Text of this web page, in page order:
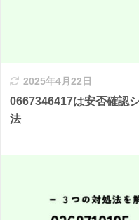
2025年4月22日
0667346417は安否確認
法